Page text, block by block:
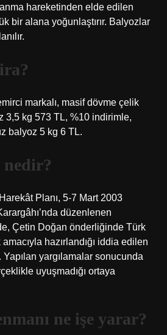
hareketinden elde edilen
bir alana yoğunlaştırır. Balyozlar
markalı, masif dövme çelik
3,5 kg 573 TL, %10 indirimle,
balyoz 5 kg 6 TL.
nedir?
Planı, 5-7 Mart 2003
düzenlenen
Çetin Doğan önderliğinde Türk
hazırlandığı iddia edilen
Yapılan yargılamalar sonucunda
uyuşmadığı ortaya
ne işe yarar?